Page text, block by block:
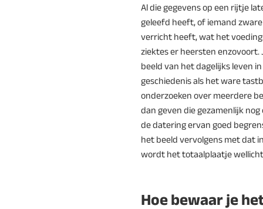
Al die gegevens op een rijtje
geleefd heeft, of iemand
verricht heeft, wat het
ziektes er heersten enzovoort.
beeld van het dagelijks leven
geschiedenis als het ware
onderzoeken over meerdere
dan geven die gezamenlijk
de datering ervan goed
het beeld vervolgens met dat
wordt het totaalplaatje
Hoe bewaar je